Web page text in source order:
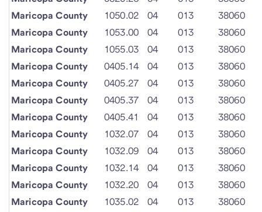
Maricopa County
1050.02 04 013
38060
Maricopa County
1053.00 04 013
38060
Maricopa County
1055.03 04 013
38060
Maricopa County
0405.14 04 013
38060
Maricopa County
0405.27 04 013
38060
Maricopa County
0405.37 04 013
38060
Maricopa County
0405.41 04 013
38060
Maricopa County
1032.07 04 013
38060
Maricopa County
1032.09 04 013
38060
Maricopa County
1032.14 04 013
38060
Maricopa County
1032.20 04 013
38060
Maricopa County
1035.02 04 013
38060